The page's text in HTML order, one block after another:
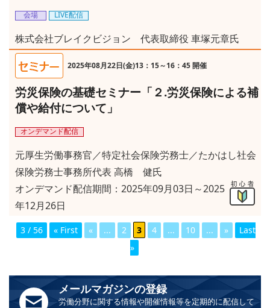
会場 LIVE配信
株式会社ブレイクビジョン 代表取締役 車塚元章氏
2025年08月22日(金)13：15～16：45 開催
労災保険の基礎セミナー「２.労災保険による補
償や給付について」
オンデマンド配信
元厚生労働事務官／特定社会保険労務士／たかはし社会
保険労務士事務所代表 高橋 健氏
オンデマンド配信期間：2025年09月03日～2025
年12月26日
3 / 56 « First « ... 2 3 4 ... 10 ... »
Last
»
メールマガジンの登録
労働分野に関する情報や開催情報等を定期的に配信して